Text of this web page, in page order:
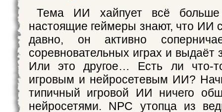
Тема ИИ хайпует всё
настоящие геймеры знают, что ИИ
давно, он активно
соревновательных играх и
Или это другое… Есть ли что-
игровым и нейросетевым ИИ?
типичный игровой ИИ ничего
нейросетями. NPC утопца из